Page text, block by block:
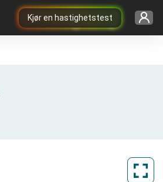
Kjør en hastighetstest